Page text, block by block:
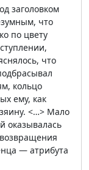
заголовком
что
по цвету
что
кольцо
ему, как
<…> Мало
оказывалась
— атрибута